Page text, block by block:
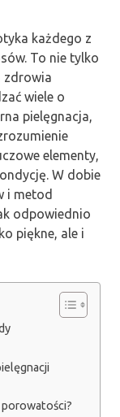
każdego z
To nie tylko
zdrowia
wiele o
pielęgnacja,
elementy,
W dobie
i metod
odpowiednio
piękne, ale i
porowatości?